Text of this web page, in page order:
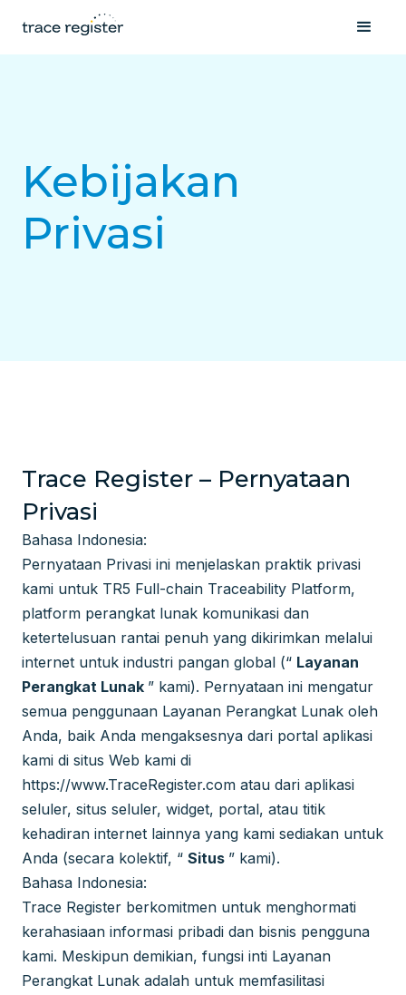
Kebijakan
Privasi
Trace Register – Pernyataan
Privasi
Bahasa Indonesia:
Pernyataan Privasi ini menjelaskan praktik privasi
kami untuk TR5 Full-chain Traceability Platform,
platform perangkat lunak komunikasi dan
ketertelusuan rantai penuh yang dikirimkan melalui
internet untuk industri pangan global (“ Layanan
Perangkat Lunak ” kami). Pernyataan ini mengatur
semua penggunaan Layanan Perangkat Lunak oleh
Anda, baik Anda mengaksesnya dari portal aplikasi
kami di situs Web kami di
https://www.TraceRegister.com atau dari aplikasi
seluler, situs seluler, widget, portal, atau titik
kehadiran internet lainnya yang kami sediakan untuk
Anda (secara kolektif, “ Situs ” kami).
Bahasa Indonesia:
Trace Register berkomitmen untuk menghormati
kerahasiaan informasi pribadi dan bisnis pengguna
kami. Meskipun demikian, fungsi inti Layanan
Perangkat Lunak adalah untuk memfasilitasi